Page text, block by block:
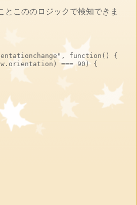
とこののロジックで検知できま
function() {
=== 90) {